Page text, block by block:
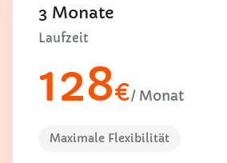
3 Monate
Laufzeit
128€/ Monat
Maximale Flexibilität